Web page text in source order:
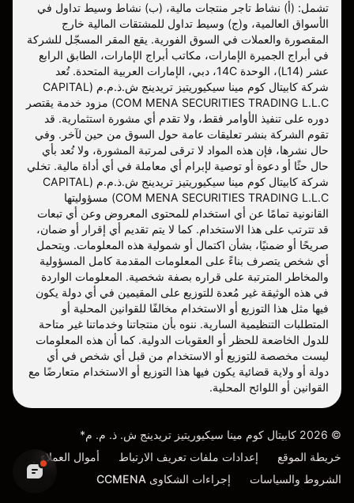
تشمل: (أ) نشاط تاجر منتجات مالية، (ب) نشاط وسيط تداول في
الأسواق العالمية، و(ج) وسيط تداول للمشتقات المالية خارج
المقصورة والعملات في السوق الفورية. يقع المقر المسجّل للشركة
في أبراج الجميرة الإمارات، مكاتب أبراج الإمارات، الطابق الرابع
عشر (L14)، الوحدة 14C، دبي، الإمارات العربية المتحدة. تُعد
شركة كابيتال كوم مينا سيكيوريتيز تريدينج ش.ذ.م.م (CAPITAL
COM MENA SECURITIES TRADING L.L.C) مزود خدمة يقتصر
دوره على تنفيذ الأوامر فقط، ولا تقدم أي مشورة استثمارية. قد
تقوم الشركة بنشر تعليقات عامة حول السوق من حين لآخر. وفي
حال نشرها، فإن هذه المواد لا ترقى لمرتبة المشورة، ولا تُعد بأي
حال حثًا أو دعوة أو توصية لإبرام أي معاملة في أي أداة مالية. تخلي
شركة كابيتال كوم مينا سيكيوريتيز تريدينج ش.ذ.م.م (CAPITAL
COM MENA SECURITIES TRADING L.L.C) مسؤوليتها
القانونية تمامًا عن أي استخدام للمحتوى المعروض وعن أي تبعات
قد تترتب على هذا الاستخدام. كما لا يتم تقديم أي إقرار أو ضمان،
صريحًا أو ضمنيًا، بشأن اكتمال أو شمولية هذه المعلومات. ويتحمل
أي شخص يتصرف بناءً على المعلومات المقدمة كامل المسؤولية
والمخاطر المترتبة على قراره بصفة شخصية. المعلومات الواردة
في هذه الوثيقة غير مُعدة للتوزيع على المقيمين في أي دولة يكون
فيها مثل هذا التوزيع أو الاستخدام مخالفًا للقوانين المحلية أو
المتطلبات التنظيمية السارية. ننوه بأن منتجاتنا وخدماتنا غير متاحة
للدول الخاضعة للحظر أو العقوبات الدولية. كما أن هذه المعلومات
ليست مخصصة للتوزيع أو الاستخدام من قبل أي شخص في أي
دولة أو ولاية قضائية يكون فيها هذا التوزيع أو الاستخدام متعارضًا مع
القوانين أو اللوائح المحلية.
©
2026 كابيتال كوم مينا سيكيوريتيز تريدينج ش. ذ. م. م*
خريطة الموقع
إعدادات ملفات تعريف الارتباط
أموال العملاء
الشروط والسياسات
إجراءات الشكاوى CCMENA